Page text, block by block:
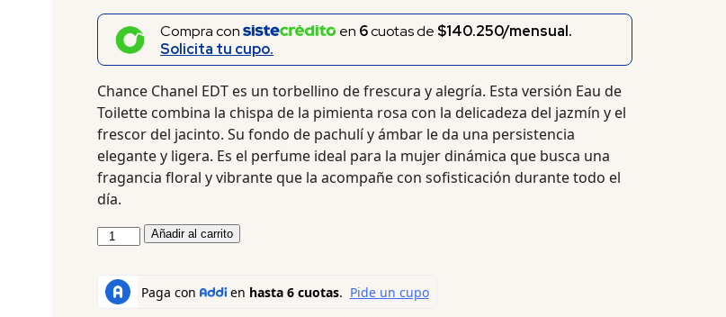
Compra con en 6cuotas de $140.250/mensual.
Solicita tu cupo.
Chance Chanel EDT es un torbellino de frescura y alegría. Esta versión Eau de
Toilette combina la chispa de la pimienta rosa con la delicadeza del jazmín y el
frescor del jacinto. Su fondo de pachulí y ámbar le da una persistencia
elegante y ligera. Es el perfume ideal para la mujer dinámica que busca una
fragancia floral y vibrante que la acompañe con sofisticación durante todo el
día.
Añadir al carrito